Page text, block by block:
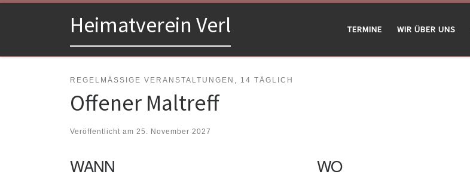
Zum Inhalt springenHeimatverein Verl TERMINE WIR ÜBER UNS
REGELMÄSSIGE VERANSTALTUNGEN, 14 TÄGLICH
Offener Maltreff
Veröffentlicht am 25. November 2027
WANN WO